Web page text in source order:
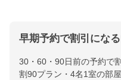
早期予約で割引にな
30・60・90日前の予約で
割90プラン・4名1室の部